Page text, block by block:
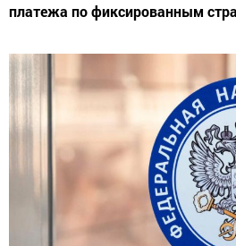
платежа по фиксированным